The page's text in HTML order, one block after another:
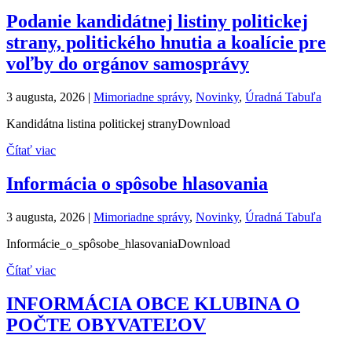
Podanie kandidátnej listiny politickej
strany, politického hnutia a koalície pre
voľby do orgánov samosprávy
3 augusta, 2026 | Mimoriadne správy, Novinky, Úradná Tabuľa
Kandidátna listina politickej stranyDownload
Čítať viac
Informácia o spôsobe hlasovania
3 augusta, 2026 | Mimoriadne správy, Novinky, Úradná Tabuľa
Informácie_o_spôsobe_hlasovaniaDownload
Čítať viac
INFORMÁCIA OBCE KLUBINA O
POČTE OBYVATEĽOV